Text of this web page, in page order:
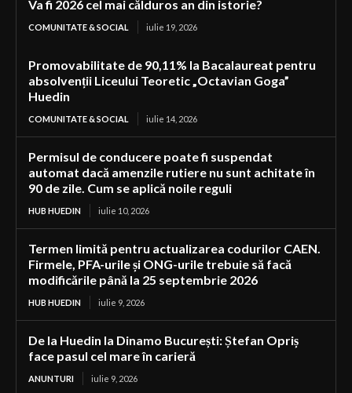
Va fi 2026 cel mai călduros an din istorie?
COMUNITATE & SOCIAL iulie 19, 2026
Promovabilitate de 90,11% la Bacalaureat pentru
absolvenții Liceului Teoretic „Octavian Goga”
Huedin
COMUNITATE & SOCIAL iulie 14, 2026
Permisul de conducere poate fi suspendat
automat dacă amenzile rutiere nu sunt achitate în
90 de zile. Cum se aplică noile reguli
HUB HUEDIN iulie 10, 2026
Termen limită pentru actualizarea codurilor CAEN.
Firmele, PFA-urile și ONG-urile trebuie să facă
modificările până la 25 septembrie 2026
HUB HUEDIN iulie 9, 2026
De la Huedin la Dinamo București: Ștefan Opriș
face pasul cel mare în carieră
ANUNTURI iulie 9, 2026